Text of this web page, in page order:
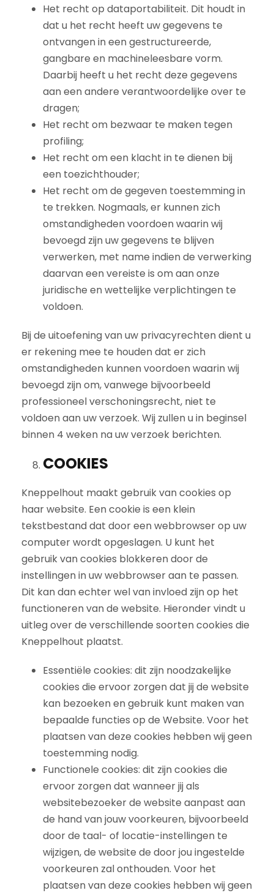
Het recht op dataportabiliteit. Dit houdt in
dat u het recht heeft uw gegevens te
ontvangen in een gestructureerde,
gangbare en machineleesbare vorm.
Daarbij heeft u het recht deze gegevens
aan een andere verantwoordelijke over te
dragen;
Het recht om bezwaar te maken tegen
profiling;
Het recht om een klacht in te dienen bij
een toezichthouder;
Het recht om de gegeven toestemming in
te trekken. Nogmaals, er kunnen zich
omstandigheden voordoen waarin wij
bevoegd zijn uw gegevens te blijven
verwerken, met name indien de verwerking
daarvan een vereiste is om aan onze
juridische en wettelijke verplichtingen te
voldoen.
Bij de uitoefening van uw privacyrechten dient u
er rekening mee te houden dat er zich
omstandigheden kunnen voordoen waarin wij
bevoegd zijn om, vanwege bijvoorbeeld
professioneel verschoningsrecht, niet te
voldoen aan uw verzoek. Wij zullen u in beginsel
binnen 4 weken na uw verzoek berichten.
COOKIES
Kneppelhout maakt gebruik van cookies op
haar website. Een cookie is een klein
tekstbestand dat door een webbrowser op uw
computer wordt opgeslagen. U kunt het
gebruik van cookies blokkeren door de
instellingen in uw webbrowser aan te passen.
Dit kan dan echter wel van invloed zijn op het
functioneren van de website. Hieronder vindt u
uitleg over de verschillende soorten cookies die
Kneppelhout plaatst.
Essentiële cookies: dit zijn noodzakelijke
cookies die ervoor zorgen dat jij de website
kan bezoeken en gebruik kunt maken van
bepaalde functies op de Website. Voor het
plaatsen van deze cookies hebben wij geen
toestemming nodig.
Functionele cookies: dit zijn cookies die
ervoor zorgen dat wanneer jij als
websitebezoeker de website aanpast aan
de hand van jouw voorkeuren, bijvoorbeeld
door de taal- of locatie-instellingen te
wijzigen, de website de door jou ingestelde
voorkeuren zal onthouden. Voor het
plaatsen van deze cookies hebben wij geen